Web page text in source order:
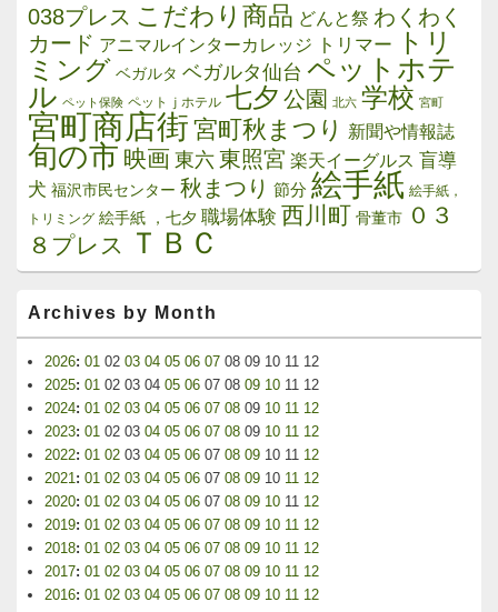
038プレス こだわり商品 どんと祭 わくわく
カード アニマルインターカレッジ トリマー
トリ
ミング ベガルタ ベガルタ仙台 ペットホテ
ル ペット保険 ペットｊホテル 七夕 公園 北六 学校 宮町
宮町商店街 宮町秋まつり 新聞や情報誌
旬の市 映画 東六 東照宮 楽天イーグルス 盲導
犬 福沢市民センター 秋まつり 節分 絵手紙 絵手紙，
トリミング 絵手紙 ，七夕 職場体験 西川町 骨董市 ０３
８プレス
ＴＢＣ
Archives by Month
2026: 01 02 03 04 05 06 07 08 09 10 11 12
2025: 01 02 03 04 05 06 07 08 09 10 11 12
2024: 01 02 03 04 05 06 07 08 09 10 11 12
2023: 01 02 03 04 05 06 07 08 09 10 11 12
2022: 01 02 03 04 05 06 07 08 09 10 11 12
2021: 01 02 03 04 05 06 07 08 09 10 11 12
2020: 01 02 03 04 05 06 07 08 09 10 11 12
2019: 01 02 03 04 05 06 07 08 09 10 11 12
2018: 01 02 03 04 05 06 07 08 09 10 11 12
2017: 01 02 03 04 05 06 07 08 09 10 11 12
2016: 01 02 03 04 05 06 07 08 09 10 11 12